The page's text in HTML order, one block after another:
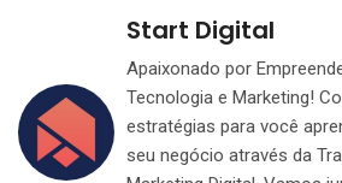
Start Digital
Apaixonado por
Tecnologia e Marketing!
estratégias para você
seu negócio através da